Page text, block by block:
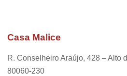
Casa Malice
R. Conselheiro Araújo, 428 – Alto
80060-230